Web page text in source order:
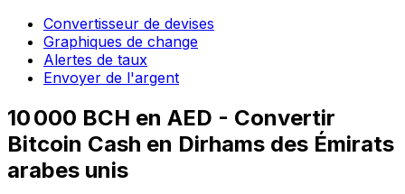
Convertisseur de devises
Graphiques de change
Alertes de taux
Envoyer de l'argent
10 000 BCH en AED - Convertir
Bitcoin Cash en Dirhams des Émirats
arabes unis